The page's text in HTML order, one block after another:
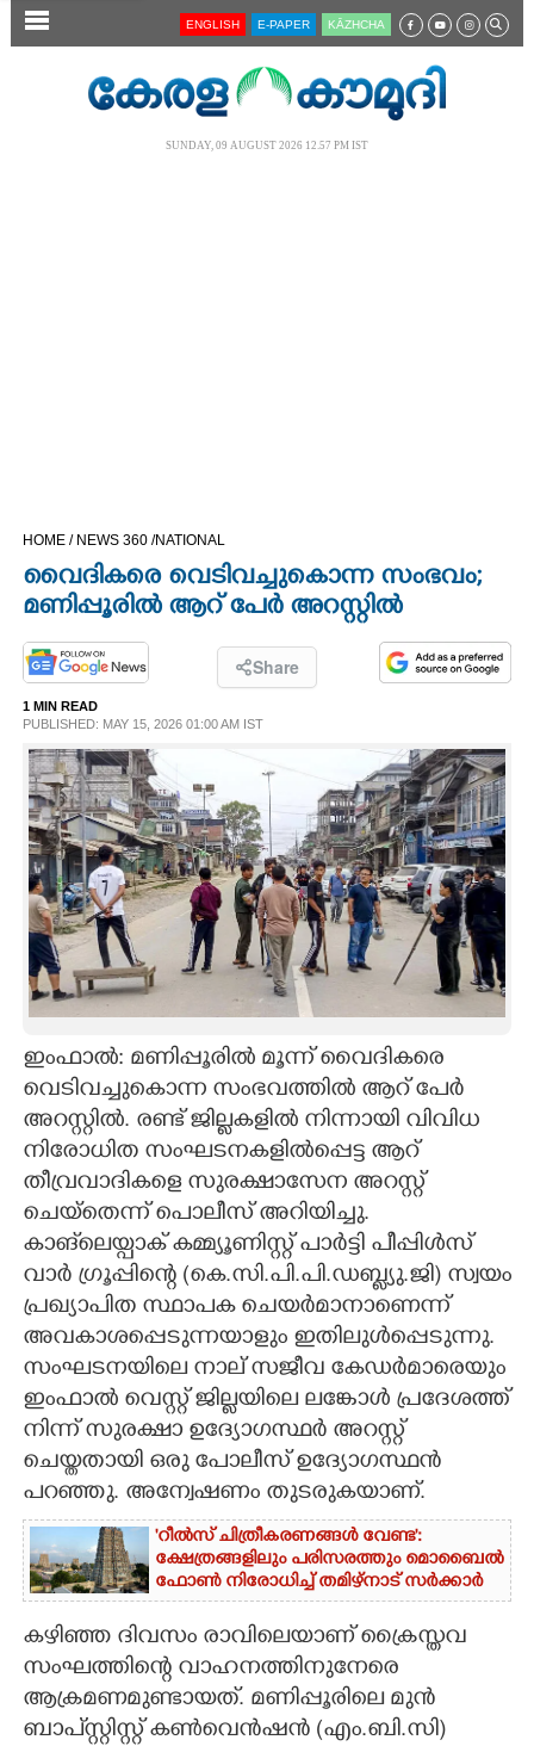
SECTIONS
LIFESTYLE
SPIRITUAL
INFO+
ART
CARTOONS
LITERATURE
ZOOM
CONTACT US
ENGLISH E-PAPER KĀZHCHA
SUNDAY, 09 AUGUST 2026 12.57 PM IST
HOME / NEWS 360 /NATIONAL
വൈദികരെ വെടിവച്ചുകൊന്ന സംഭവം;
മണിപ്പൂരിൽ ആറ് പേർ അറസ്റ്റിൽ
Share
1 MIN READ
PUBLISHED: MAY 15, 2026 01:00 AM IST
ഇംഫാൽ: മണിപ്പൂരിൽ മൂന്ന് വൈദികരെ
വെടിവച്ചുകൊന്ന സംഭവത്തിൽ ആറ് പേർ
അറസ്റ്റിൽ. രണ്ട് ജില്ലകളിൽ നിന്നായി വിവിധ
നിരോധിത സംഘടനകളിൽപ്പെട്ട ആറ്
തീവ്രവാദികളെ സുരക്ഷാസേന അറസ്റ്റ്
ചെയ്തെന്ന് പൊലീസ് അറിയിച്ചു.
കാങ്‌ലെയ്പാക് കമ്മ്യൂണിസ്റ്റ് പാർട്ടി പീപ്പിൾസ്
വാർ ഗ്രൂപ്പിന്റെ (കെ.സി.പി.പി.ഡബ്ല്യു.ജി) സ്വയം
പ്രഖ്യാപിത സ്ഥാപക ചെയർമാനാണെന്ന്
അവകാശപ്പെടുന്നയാളും ഇതിലുൾപ്പെടുന്നു.
സംഘടനയിലെ നാല് സജീവ കേഡർമാരെയും
ഇംഫാൽ വെസ്റ്റ് ജില്ലയിലെ ലങ്കോൾ പ്രദേശത്ത്
നിന്ന് സുരക്ഷാ ഉദ്യോഗസ്ഥർ അറസ്റ്റ്
ചെയ്തതായി ഒരു പോലീസ് ഉദ്യോഗസ്ഥൻ
പറഞ്ഞു. അന്വേഷണം തുടരുകയാണ്.
'റീൽസ് ചിത്രീകരണങ്ങൾ വേണ്ട':
ക്ഷേത്രങ്ങളിലും പരിസരത്തും മൊബൈൽ
ഫോൺ നിരോധിച്ച് തമിഴ്നാട് സർക്കാർ
കഴിഞ്ഞ ദിവസം രാവിലെയാണ് ക്രൈസ്തവ
സംഘത്തിന്റെ വാഹനത്തിനുനേരെ
ആക്രമണമുണ്ടായത്. മണിപ്പൂരിലെ മുൻ
ബാപ്സ്റ്റിസ്റ്റ് കൺവെൻഷൻ (എം.ബി.സി)